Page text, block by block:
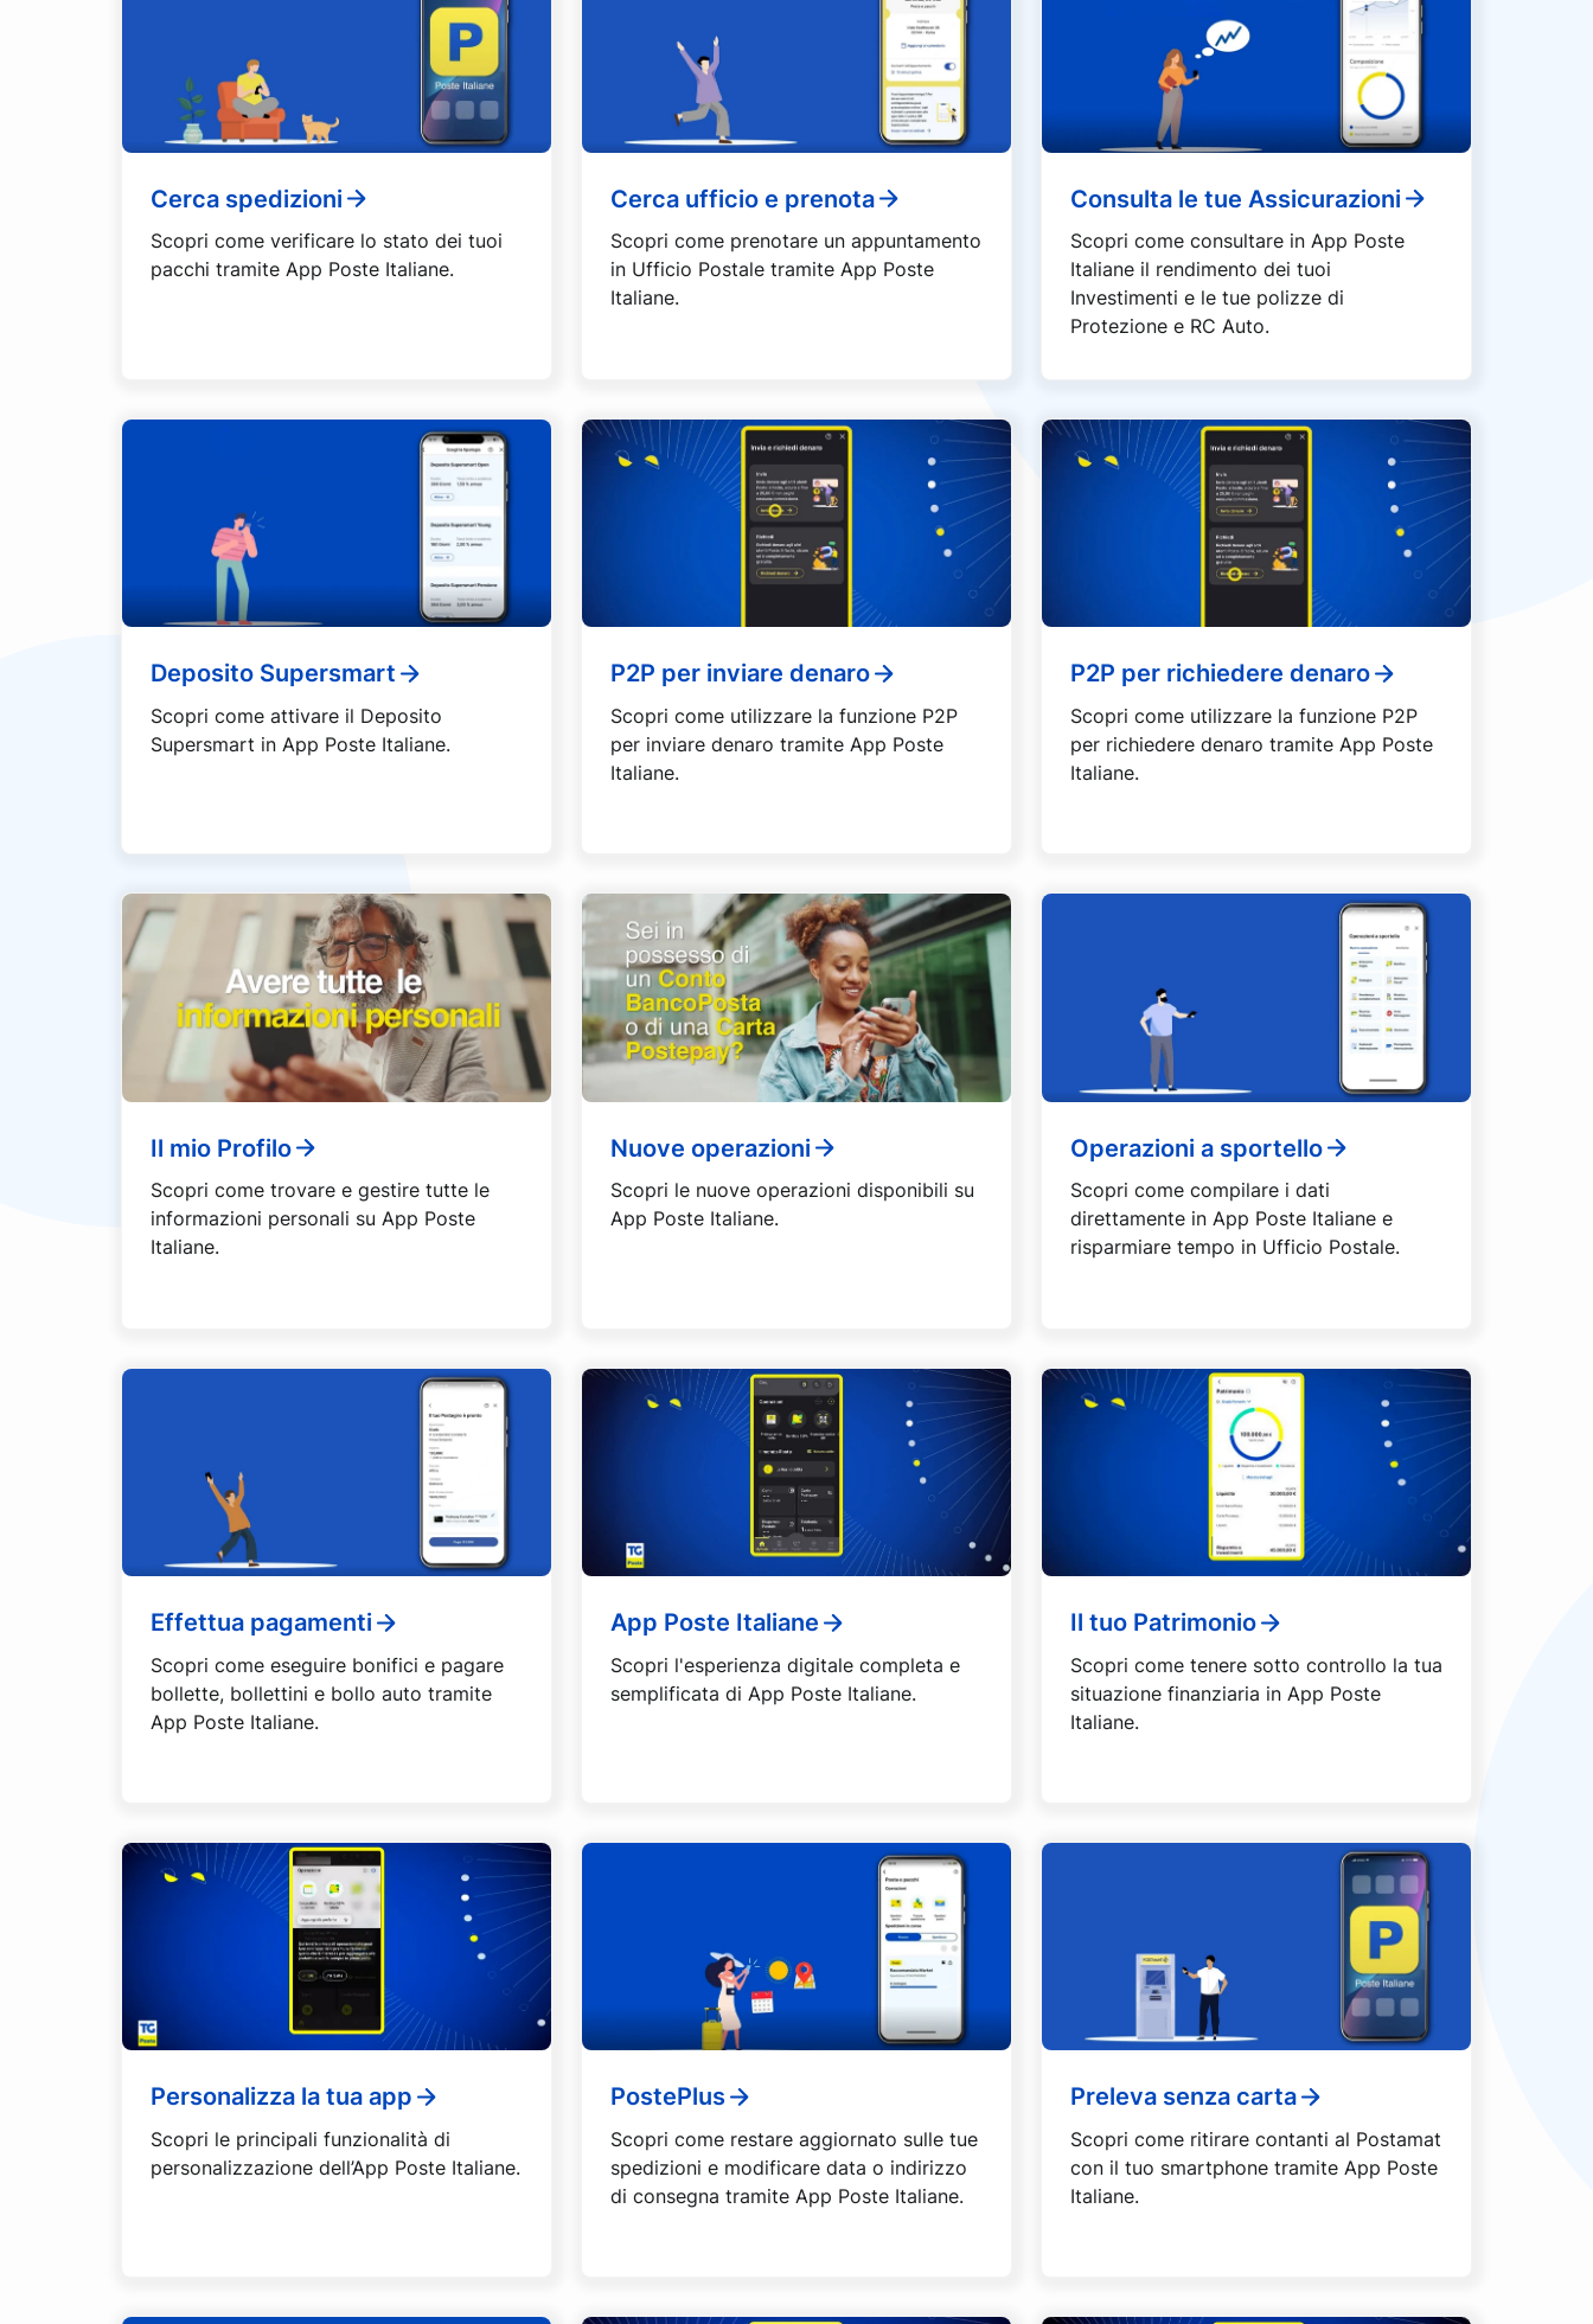
Cerca spedizioni
Scopri come verificare lo stato dei tuoi
pacchi tramite App Poste Italiane.
Cerca ufficio e prenota
Scopri come prenotare un appuntamento
in Ufficio Postale tramite App Poste
Italiane.
Consulta le tue Assicurazioni
Scopri come consultare in App Poste
Italiane il rendimento dei tuoi
Investimenti e le tue polizze di
Protezione e RC Auto.
Deposito Supersmart
Scopri come attivare il Deposito
Supersmart in App Poste Italiane.
P2P per inviare denaro
Scopri come utilizzare la funzione P2P
per inviare denaro tramite App Poste
Italiane.
P2P per richiedere denaro
Scopri come utilizzare la funzione P2P
per richiedere denaro tramite App Poste
Italiane.
Il mio Profilo
Scopri come trovare e gestire tutte le
informazioni personali su App Poste
Italiane.
Nuove operazioni
Scopri le nuove operazioni disponibili su
App Poste Italiane.
Operazioni a sportello
Scopri come compilare i dati
direttamente in App Poste Italiane e
risparmiare tempo in Ufficio Postale.
Effettua pagamenti
Scopri come eseguire bonifici e pagare
bollette, bollettini e bollo auto tramite
App Poste Italiane.
App Poste Italiane
Scopri l'esperienza digitale completa e
semplificata di App Poste Italiane.
Il tuo Patrimonio
Scopri come tenere sotto controllo la tua
situazione finanziaria in App Poste
Italiane.
Personalizza la tua app
Scopri le principali funzionalità di
personalizzazione dell’App Poste Italiane.
PostePlus
Scopri come restare aggiornato sulle tue
spedizioni e modificare data o indirizzo
di consegna tramite App Poste Italiane.
Preleva senza carta
Scopri come ritirare contanti al Postamat
con il tuo smartphone tramite App Poste
Italiane.